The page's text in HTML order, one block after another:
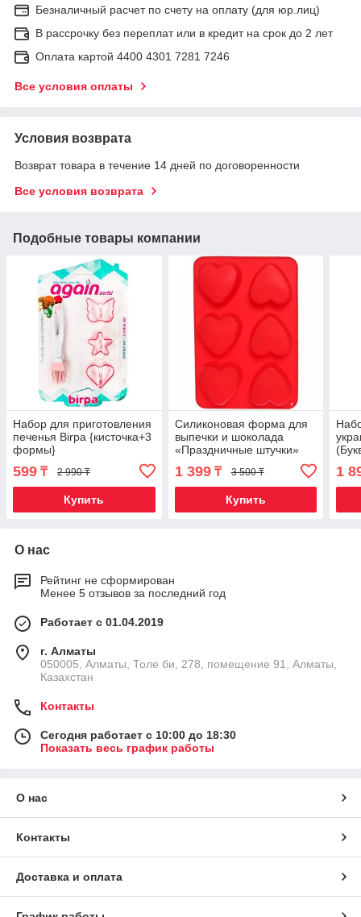
Безналичный расчет по счету на оплату (для юр.лиц)
В рассрочку без переплат или в кредит на срок до 2 лет
Оплата картой 4400 4301 7281 7246
Все условия оплаты
Условия возврата
Возврат товара в течение 14 дней по договоренности
Все условия возврата
Подобные товары компании
Набор для приготовления
печенья Birpa {кисточка+3
формы}
599 ₸ 2 990 ₸
Купить
Силиконовая форма для
выпечки и шоколада
«Праздничные штучки»
(Сердечки)
1 399₸ 3 500 ₸
Купить
1
О нас
Рейтинг не сформирован
Менее 5 отзывов за последний год
Работает с 01.04.2019
г. Алматы
050005, Алматы, Толе би, 278, помещение 91, Алматы,
Казахстан
Контакты
Сегодня работает с 10:00 до 18:30
Показать весь график работы
О нас
Контакты
Доставка и оплата